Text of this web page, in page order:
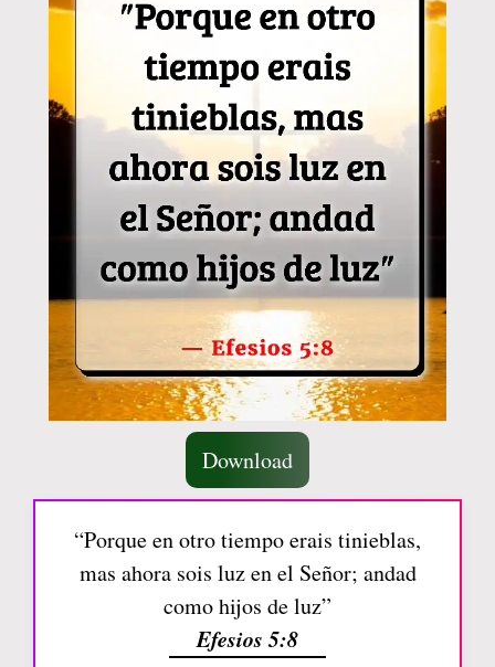
Download
“Porque en otro tiempo erais tinieblas,
mas ahora sois luz en el Señor; andad
como hijos de luz”
Efesios 5:8